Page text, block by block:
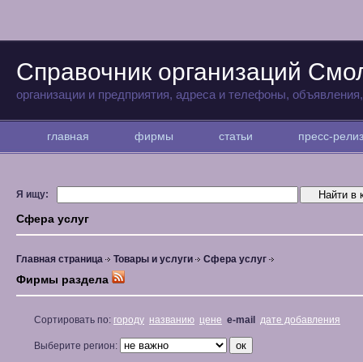
Справочник организаций
организации и предприятия, адреса и телефоны,
главная фирмы статьи пресс-
Я ищу:
Сфера услуг
Главная страница Товары и услуги Сфера услуг
Фирмы раздела
Сортировать по: городу названию цене e-mail дате добавления
Выберите регион: